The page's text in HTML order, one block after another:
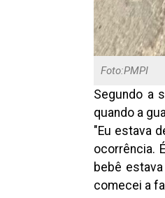
Foto:PMPI
Segundo a
quando a
"Eu estava
ocorrência.
bebê
comecei a